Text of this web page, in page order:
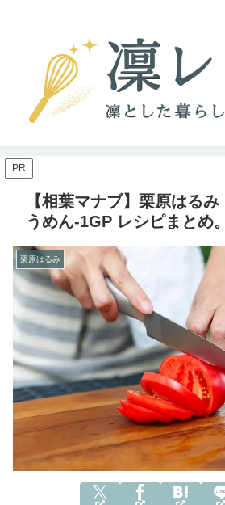
PR
【相葉マナブ】栗原はる
うめん-1GP レシピまとめ。
栗原はるみ